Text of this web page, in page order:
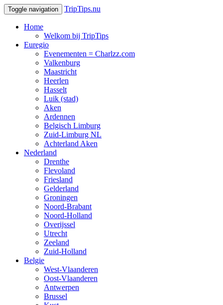
Toggle navigation TripTips.nu
Home
Welkom bij TripTips
Euregio
Evenementen = Charlzz.com
Valkenburg
Maastricht
Heerlen
Hasselt
Luik (stad)
Aken
Ardennen
Belgisch Limburg
Zuid-Limburg NL
Achterland Aken
Nederland
Drenthe
Flevoland
Friesland
Gelderland
Groningen
Noord-Brabant
Noord-Holland
Overijssel
Utrecht
Zeeland
Zuid-Holland
Belgie
West-Vlaanderen
Oost-Vlaanderen
Antwerpen
Brussel